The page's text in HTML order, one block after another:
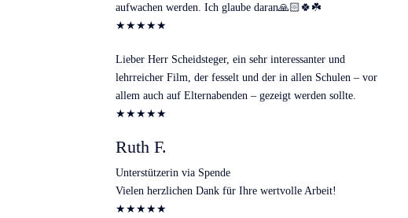
aufwachen werden. Ich glaube daran🙏🏻🍀☘️
★★★★★
Lieber Herr Scheidsteger, ein sehr interessanter und
lehrreicher Film, der fesselt und der in allen Schulen – vor
allem auch auf Elternabenden – gezeigt werden sollte.
★★★★★
Ruth F.
Unterstützerin via Spende
Vielen herzlichen Dank für Ihre wertvolle Arbeit!
★★★★★